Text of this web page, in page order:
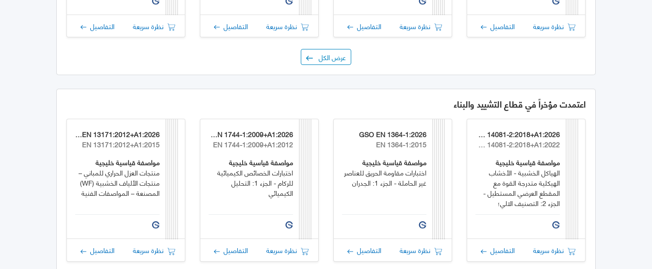
نظرة سريعة التفاصيل نظرة سريعة التفاصيل نظرة سريعة التفاصيل نظرة سريعة التفاصيل
عرض الكل
اعتمدت مؤخراً في قطاع التشييد والبناء
GSO EN 14081-2:2018+A1:2026
EN 14081-2:2018+A1:2022
مواصفة قياسية خليجية
الهياكل الخشبية - الأخشاب
الهيكلية متدرجة القوة مع
المقطع العرضي المستطيل -
الجزء 2: التصنيف الالي؛
متطلبات إضافية لاختبار النوع
نظرة سريعة التفاصيل
GSO EN 1364-1:2026
EN 1364-1:2015
مواصفة قياسية خليجية
اختبارات مقاومة الحريق للعناصر
غير الحاملة - الجزء 1: الجدران
نظرة سريعة التفاصيل
GSO EN 1744-1:2009+A1:2026
EN 1744-1:2009+A1:2012
مواصفة قياسية خليجية
اختبارات الخصائص الكيميائية
للركام - الجزء 1: التحليل
الكيميائي
نظرة سريعة التفاصيل
GSO EN 13171:2012+A1:2026
EN 13171:2012+A1:2015
مواصفة قياسية خليجية
منتجات العزل الحراري للمباني –
منتجات الألياف الخشبية (WF)
المصنعة – المواصفات الفنية
نظرة سريعة التفاصيل